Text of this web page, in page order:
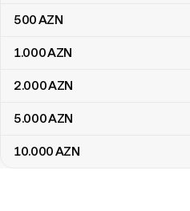
500AZN
1.000AZN
2.000AZN
5.000AZN
10.000AZN